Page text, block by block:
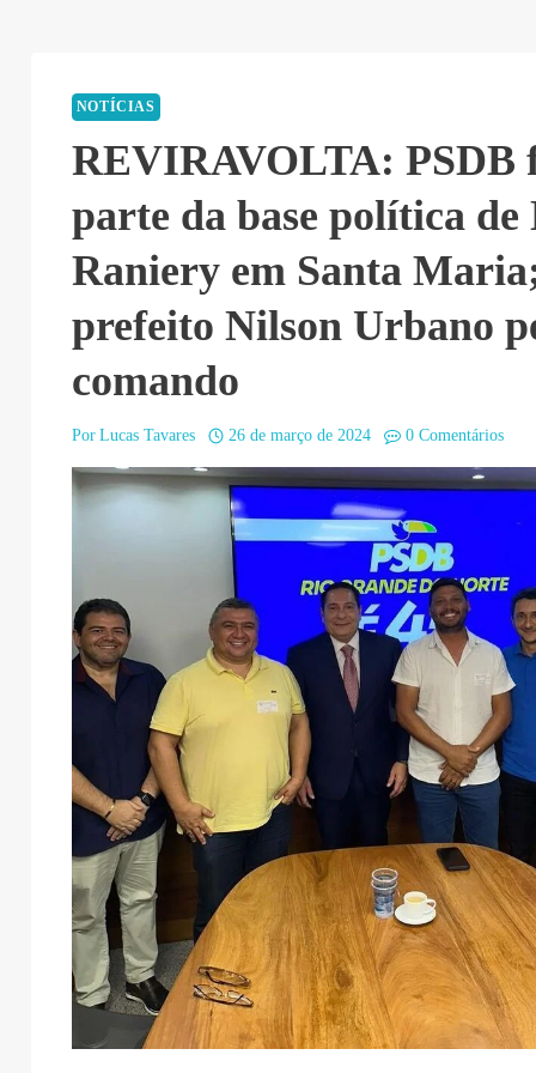
NOTÍCIAS
REVIRAVOLTA: PSDB
parte da base política de
Raniery em Santa
prefeito Nilson Urbano
comando
Por Lucas Tavares 26 de março de 2024 0 Comentários